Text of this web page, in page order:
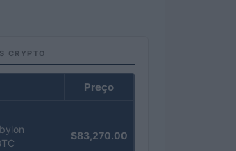
CRYPTO
Preço
$83,270.00